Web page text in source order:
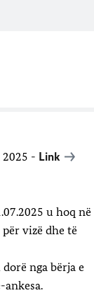
- Link
u hoq në
vizë dhe të
nga bërja e
ankesa.